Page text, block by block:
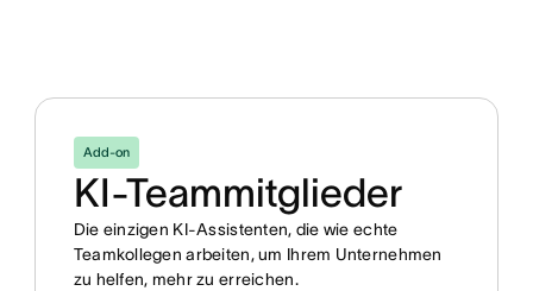
Add-on
KI-Teammitglieder
Die einzigen KI-Assistenten, die wie echte
Teamkollegen arbeiten, um Ihrem Unternehmen
zu helfen, mehr zu erreichen.